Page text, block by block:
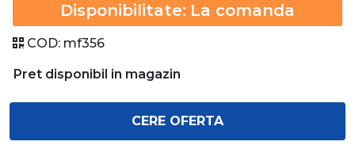
Disponibilitate: La comanda
COD: mf356
Pret disponibil in magazin
CERE OFERTA